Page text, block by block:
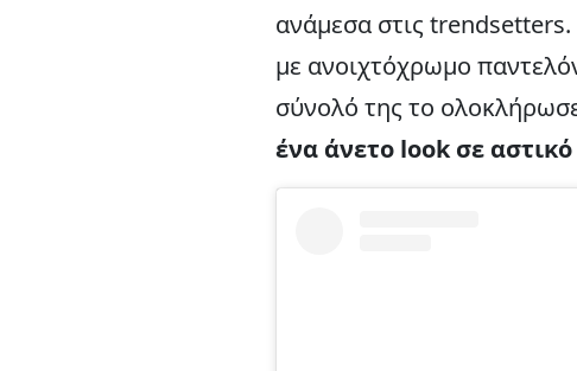
ανάμεσα στις
με ανοιχτόχρωμο
σύνολό της το
ένα άνετο look σε